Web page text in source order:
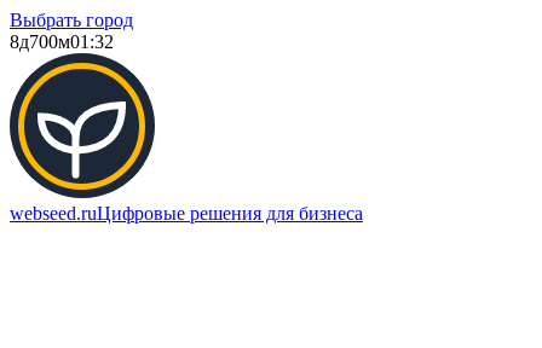
Выбрать город
8д700м01:32
webseed.ruЦифровые решения для бизнеса